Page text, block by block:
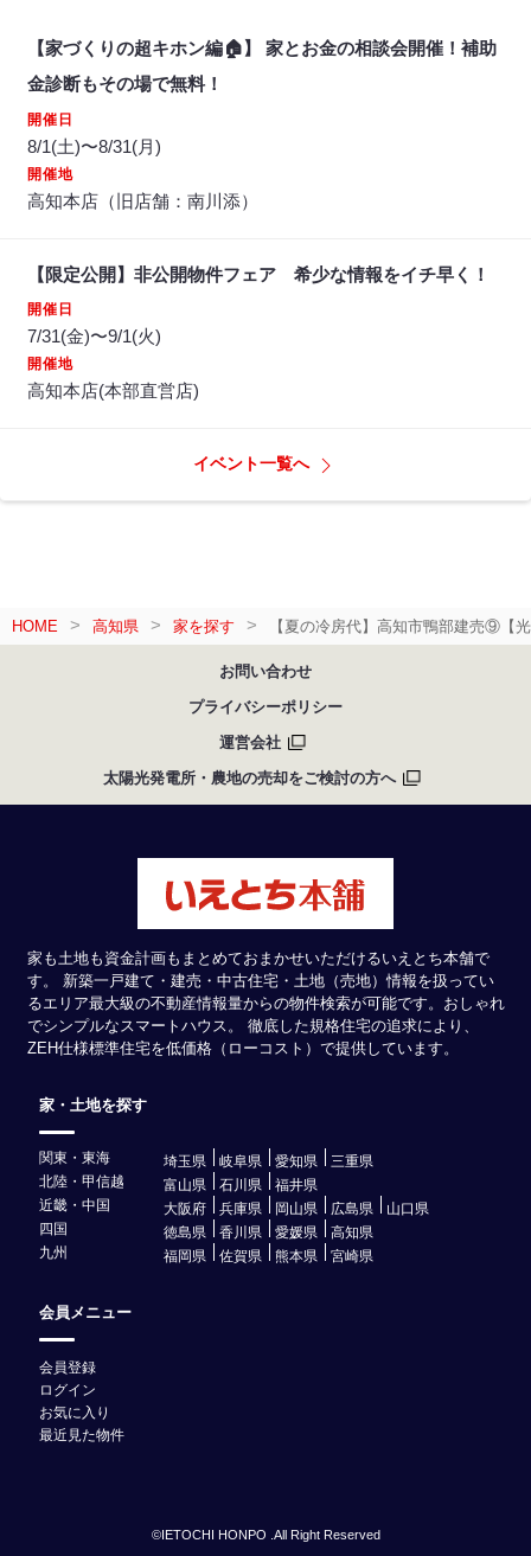
【家づくりの超キホン編🏠】 家とお金の相談会開催！補助
金診断もその場で無料！
開催日
8/1(土)〜8/31(月)
開催地
高知本店（旧店舗：南川添）
【限定公開】非公開物件フェア 希少な情報をイチ早く！
開催日
7/31(金)〜9/1(火)
開催地
高知本店(本部直営店)
イベント一覧へ
HOME 高知県 家を探す 【夏の冷房代】高知市鴨部建売⑨【
お問い合わせ
プライバシーポリシー
運営会社
太陽光発電所・農地の売却をご検討の方へ
家も土地も資金計画もまとめておまかせいただけるいえとち本舗で
す。 新築一戸建て・建売・中古住宅・土地（売地）情報を扱ってい
るエリア最大級の不動産情報量からの物件検索が可能です。おしゃれ
でシンプルなスマートハウス。 徹底した規格住宅の追求により、
ZEH仕様標準住宅を低価格（ローコスト）で提供しています。
家・土地を探す
関東・東海 埼玉県 岐阜県 愛知県
三重県
北陸・甲信越
富山県 石川県
福井県
近畿・中国
大阪府 兵庫県 岡山県 広島県
山口県
四国
徳島県 香川県 愛媛県
高知県
九州
福岡県 佐賀県 熊本県 宮崎県
会員メニュー
会員登録
ログイン
お気に入り
最近見た物件
©IETOCHI HONPO .All Right Reserved